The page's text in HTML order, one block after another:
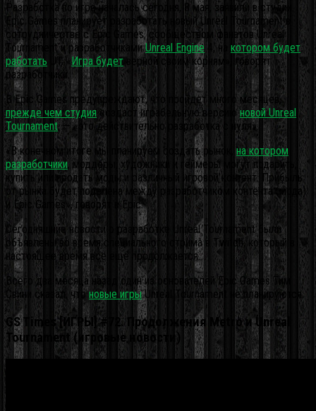
Разработка по игре началась сегодня, 8 мая, заявили в студии.
Epic Games планирует разработать новый Unreal Tournament в
сотрудничестве с Epic Games, сообществом фанатов Unreal
Tournament и разработчикамиUnreal Engine 4, на котором будет
работать UT.« Игра будет верной своим корням», говорят
разработчики.
В Epic Games предупреждают, что пройдет много месяцев,
прежде чем студиясоздаст играбельную версиюновой Unreal
Tournament, — «это действительно разработка с нуля».
«В конечном итоге мы планируем создать рынок, на котором
разработчики, моддеры, художники и геймеры могут подарить,
купить или продать моды и различный игровой контент. Прибыль
от рынка будет поделена между разработчиком контента (мода)
и Epic Games», говорят в Epic.
Сегодняшние новости о разработке Unreal Tournament были
объявлены во время специального стрима в Twitch, который в
настоящее время все еще продолжается.
Всего два месяца назад один из основателей Epic Games Тим
Свини сказал, чтоновые игрыUnreal Tournament не планируются.
GS Times [ИГРЫ] #72. Продолжения Metro и Unreal
Tournament (игровые новости)